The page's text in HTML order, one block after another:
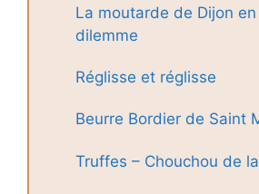
La moutarde de Dijon
dilemme
Réglisse et réglisse
Beurre Bordier de Saint
Truffes – Chouchou de